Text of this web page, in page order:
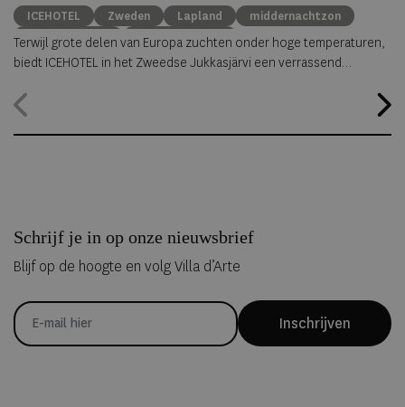
ICEHOTEL Zweden Lapland
middernachtzon
summer travel
Arctische reizen
Terwijl grote delen van Europa zuchten onder hoge temperaturen,
biedt ICEHOTEL in het Zweedse Jukkasjärvi een verrassend
hele jaar geopend, waardoor gasten zelfs midden in de zomer
Schrijf je in op onze nieuwsbrief
Blijf op de hoogte en volg Villa d’Arte
Inschrijven